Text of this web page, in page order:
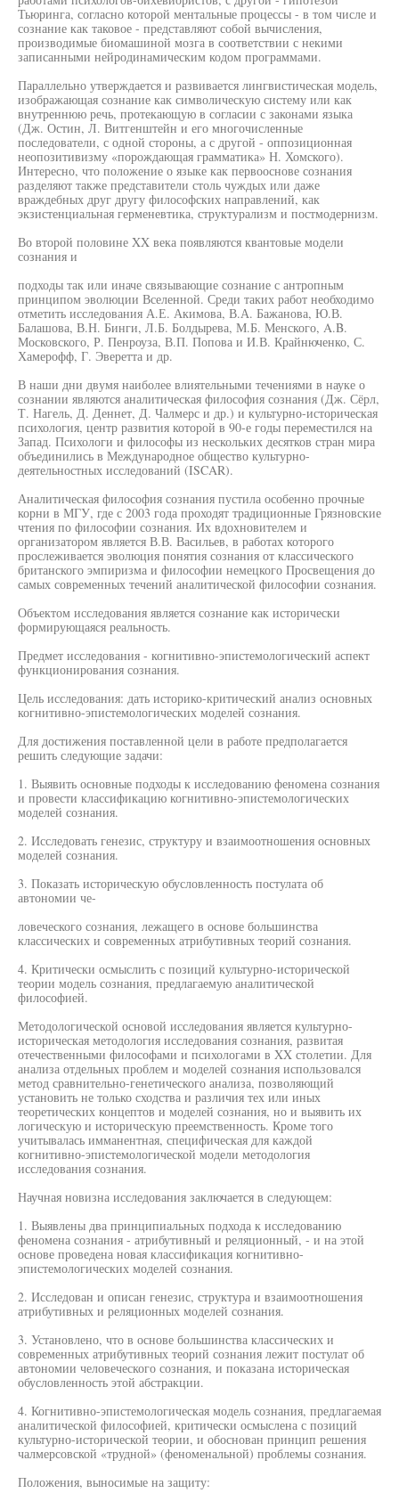
Тьюринга, согласно которой ментальные процессы - в том числе и
сознание как таковое - представляют собой вычисления,
производимые биомашиной мозга в соответствии с некими
записанными нейродинамическим кодом программами.
Параллельно утверждается и развивается лингвистическая модель,
изображающая сознание как символическую систему или как
внутреннюю речь, протекающую в согласии с законами языка
(Дж. Остин, Л. Витгенштейн и его многочисленные
последователи, с одной стороны, а с другой - оппозиционная
неопозитивизму «порождающая грамматика» Н. Хомского).
Интересно, что положение о языке как первооснове сознания
разделяют также представители столь чуждых или даже
враждебных друг другу философских направлений, как
экзистенциальная герменевтика, структурализм и постмодернизм.
Во второй половине XX века появляются квантовые модели
сознания и
подходы так или иначе связывающие сознание с антропным
принципом эволюции Вселенной. Среди таких работ необходимо
отметить исследования А.Е. Акимова, В.А. Бажанова, Ю.В.
Балашова, В.Н. Бинги, Л.Б. Болдырева, М.Б. Менского, A.B.
Московского, Р. Пенроуза, В.П. Попова и И.В. Крайнюченко, С.
Хамерофф, Г. Эверетта и др.
В наши дни двумя наиболее влиятельными течениями в науке о
сознании являются аналитическая философия сознания (Дж. Сёрл,
Т. Нагель, Д. Деннет, Д. Чалмерс и др.) и культурно-историческая
психология, центр развития которой в 90-е годы переместился на
Запад. Психологи и философы из нескольких десятков стран мира
объединились в Международное общество культурно-
деятельностных исследований (ISCAR).
Аналитическая философия сознания пустила особенно прочные
корни в МГУ, где с 2003 года проходят традиционные Грязновские
чтения по философии сознания. Их вдохновителем и
организатором является В.В. Васильев, в работах которого
прослеживается эволюция понятия сознания от классического
британского эмпиризма и философии немецкого Просвещения до
самых современных течений аналитической философии сознания.
Объектом исследования является сознание как исторически
формирующаяся реальность.
Предмет исследования - когнитивно-эпистемологический аспект
функционирования сознания.
Цель исследования: дать историко-критический анализ основных
когнитивно-эпистемологических моделей сознания.
Для достижения поставленной цели в работе предполагается
решить следующие задачи:
1. Выявить основные подходы к исследованию феномена сознания
и провести классификацию когнитивно-эпистемологических
моделей сознания.
2. Исследовать генезис, структуру и взаимоотношения основных
моделей сознания.
3. Показать историческую обусловленность постулата об
автономии че-
ловеческого сознания, лежащего в основе большинства
классических и современных атрибутивных теорий сознания.
4. Критически осмыслить с позиций культурно-исторической
теории модель сознания, предлагаемую аналитической
философией.
Методологической основой исследования является культурно-
историческая методология исследования сознания, развитая
отечественными философами и психологами в XX столетии. Для
анализа отдельных проблем и моделей сознания использовался
метод сравнительно-генетического анализа, позволяющий
установить не только сходства и различия тех или иных
теоретических концептов и моделей сознания, но и выявить их
логическую и историческую преемственность. Кроме того
учитывалась имманентная, специфическая для каждой
когнитивно-эпистемологической модели методология
исследования сознания.
Научная новизна исследования заключается в следующем:
1. Выявлены два принципиальных подхода к исследованию
феномена сознания - атрибутивный и реляционный, - и на этой
основе проведена новая классификация когнитивно-
эпистемологических моделей сознания.
2. Исследован и описан генезис, структура и взаимоотношения
атрибутивных и реляционных моделей сознания.
3. Установлено, что в основе большинства классических и
современных атрибутивных теорий сознания лежит постулат об
автономии человеческого сознания, и показана историческая
обусловленность этой абстракции.
4. Когнитивно-эпистемологическая модель сознания, предлагаемая
аналитической философией, критически осмыслена с позиций
культурно-исторической теории, и обоснован принцип решения
чалмерсовской «трудной» (феноменальной) проблемы сознания.
Положения, выносимые на защиту: